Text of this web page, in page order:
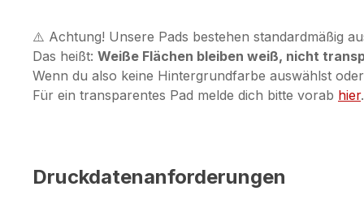
⚠️ Achtung! Unsere Pads bestehen standardmäßig
Das heißt: Weiße Flächen bleiben weiß, nicht
Wenn du also keine Hintergrundfarbe auswählst
Für ein transparentes Pad melde dich bitte vorab hier.
Druckdatenanforderungen